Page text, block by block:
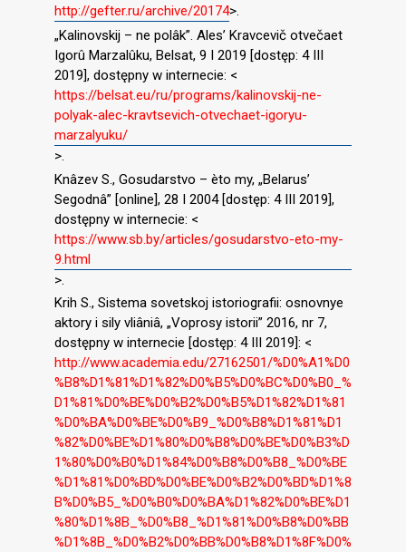
http://gefter.ru/archive/20174>.
„Kalinovskij – ne polâk”. Ales’ Kravcevič otvečaet
Igorû Marzalûku, Belsat, 9 I 2019 [dostęp: 4 III
2019], dostępny w internecie: <
https://belsat.eu/ru/programs/kalinovskij-ne-
polyak-alec-kravtsevich-otvechaet-igoryu-
marzalyuku/
>.
Knâzev S., Gosudarstvo – èto my, „Belarus’
Segodnâ” [online], 28 I 2004 [dostęp: 4 III 2019],
dostępny w internecie: <
https://www.sb.by/articles/gosudarstvo-eto-my-
9.html
>.
Krih S., Sistema sovetskoj istoriografii: osnovnye
aktory i sily vliâniâ, „Voprosy istorii” 2016, nr 7,
dostępny w internecie [dostęp: 4 III 2019]: <
http://www.academia.edu/27162501/%D0%A1%D0
%B8%D1%81%D1%82%D0%B5%D0%BC%D0%B0_%
D1%81%D0%BE%D0%B2%D0%B5%D1%82%D1%81
%D0%BA%D0%BE%D0%B9_%D0%B8%D1%81%D1
%82%D0%BE%D1%80%D0%B8%D0%BE%D0%B3%D
1%80%D0%B0%D1%84%D0%B8%D0%B8_%D0%BE
%D1%81%D0%BD%D0%BE%D0%B2%D0%BD%D1%8
B%D0%B5_%D0%B0%D0%BA%D1%82%D0%BE%D1
%80%D1%8B_%D0%B8_%D1%81%D0%B8%D0%BB
%D1%8B_%D0%B2%D0%BB%D0%B8%D1%8F%D0%